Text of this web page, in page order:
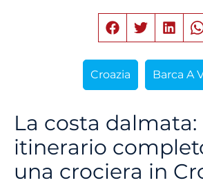
Croazia Barca A
La costa dalmata:
itinerario
una crociera in